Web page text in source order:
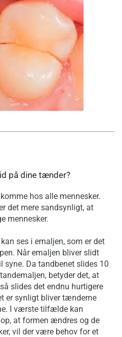
på dine tænder?
hos alle mennesker.
det mere sandsynligt, at
mennesker.
ses i emaljen, som er det
Når emaljen bliver slidt
syne. Da tandbenet slides 10
betyder det, at
slides det endnu hurtigere
er synligt bliver tænderne
I værste tilfælde kan
at formen ændres og de
vil der være behov for et